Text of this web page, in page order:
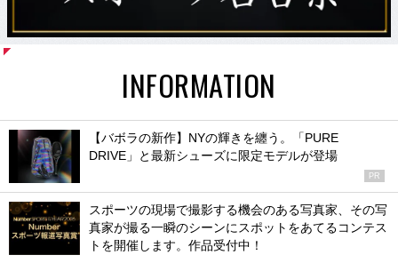
INFORMATION
【バボラの新作】NYの輝きを纏う。「PURE
DRIVE」と最新シューズに限定モデルが登場
PR
スポーツの現場で撮影する機会のある写真家、その写
真家が撮る一瞬のシーンにスポットをあてるコンテス
トを開催します。作品受付中！